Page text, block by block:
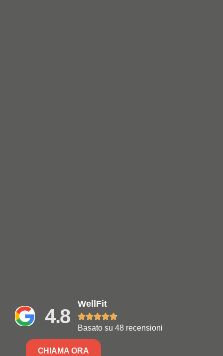
4.8
WellFit

Basato su 48 recensioni
CHIAMA ORA